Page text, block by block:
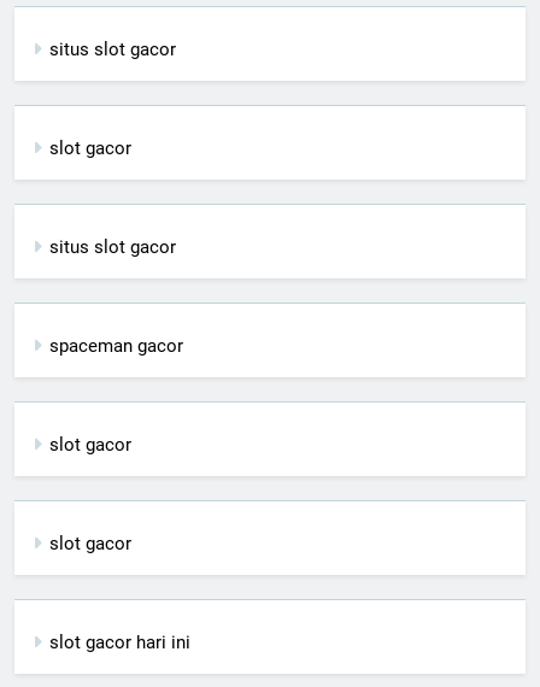
situs slot gacor
slot gacor
situs slot gacor
spaceman gacor
slot gacor
slot gacor
slot gacor hari ini